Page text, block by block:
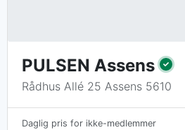
PULSEN Assens
Rådhus Allé 25 Assens 5610
Daglig pris for ikke-medlemmer